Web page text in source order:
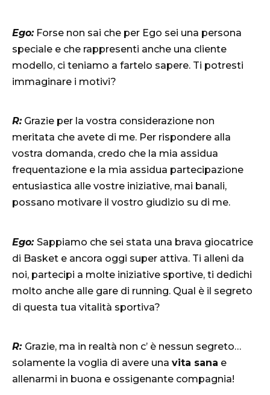
Ego:Forse non sai che per Ego sei una persona
speciale e che rappresenti anche una cliente
modello, ci teniamo a fartelo sapere. Ti potresti
immaginare i motivi?
R:Grazie per la vostra considerazione non
meritata che avete di me. Per rispondere alla
vostra domanda, credo che la mia assidua
frequentazione e la mia assidua partecipazione
entusiastica alle vostre iniziative, mai banali,
possano motivare il vostro giudizio su di me.
Ego: Sappiamo che sei stata una brava giocatrice
di Basket e ancora oggi super attiva. Ti alleni da
noi, partecipi a molte iniziative sportive, ti dedichi
molto anche alle gare di running. Qual è il segreto
di questa tua vitalità sportiva?
R: Grazie, ma in realtà non c’ è nessun segreto…
solamente la voglia di avere una vita sana e
allenarmi in buona e ossigenante compagnia!